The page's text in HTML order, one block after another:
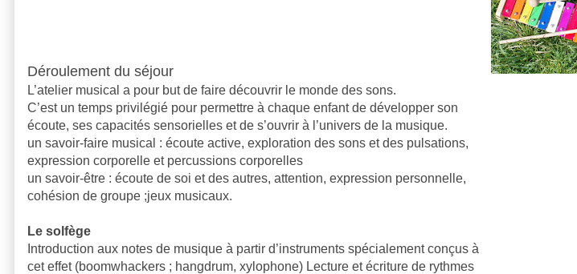
Déroulement du séjour
L’atelier musical a pour but de faire découvrir le monde des sons.
C’est un temps privilégié pour permettre à chaque enfant de développer son
écoute, ses capacités sensorielles et de s’ouvrir à l’univers de la musique.
un savoir-faire musical : écoute active, exploration des sons et des pulsations,
expression corporelle et percussions corporelles
un savoir-être : écoute de soi et des autres, attention, expression personnelle,
cohésion de groupe ;jeux musicaux.
Le solfège
Introduction aux notes de musique à partir d’instruments spécialement conçus à
cet effet (boomwhackers ; hangdrum, xylophone) Lecture et écriture de rythmes